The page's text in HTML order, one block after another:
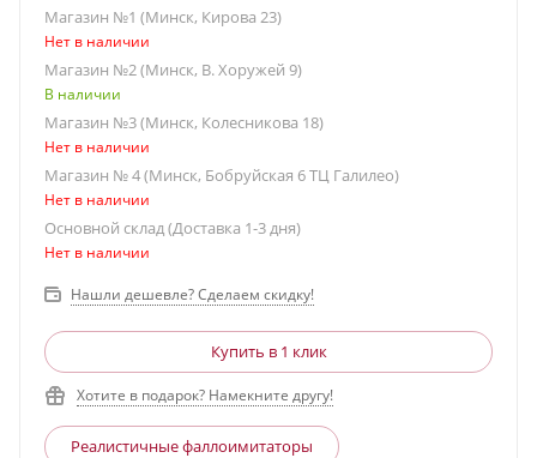
Магазин №1 (Минск, Кирова 23)
Нет в наличии
Магазин №2 (Минск, В. Хоружей 9)
В наличии
Магазин №3 (Минск, Колесникова 18)
Нет в наличии
Магазин № 4 (Минск, Бобруйская 6 ТЦ Галилео)
Нет в наличии
Основной склад (Доставка 1-3 дня)
Нет в наличии
Нашли дешевле? Сделаем скидку!
Купить в 1 клик
Хотите в подарок? Намекните другу!
Реалистичные фаллоимитаторы